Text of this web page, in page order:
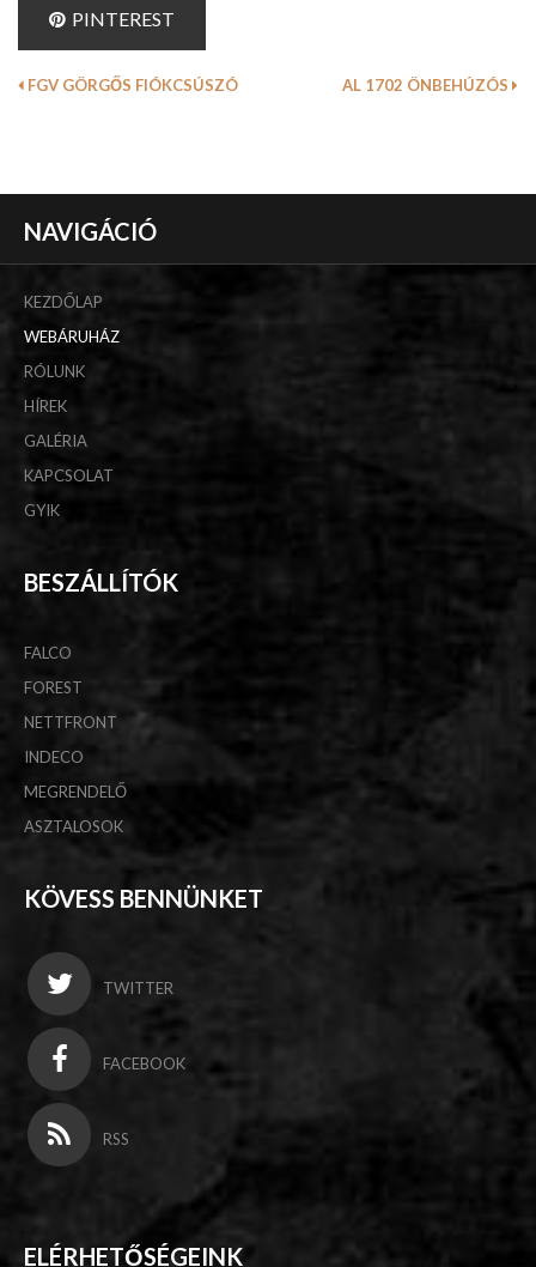
PINTEREST
FGV GÖRGŐS FIÓKCSÚSZÓ AL 1702 ÖNBEHÚZÓS
NAVIGÁCIÓ
KEZDŐLAP
WEBÁRUHÁZ
RÓLUNK
HÍREK
GALÉRIA
KAPCSOLAT
GYIK
BESZÁLLÍTÓK
FALCO
FOREST
NETTFRONT
INDECO
MEGRENDELŐ
ASZTALOSOK
KÖVESS BENNÜNKET
TWITTER
FACEBOOK
RSS
ELÉRHETŐSÉGEINK